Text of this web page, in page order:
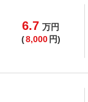
6.7 万円
(8,000 円)